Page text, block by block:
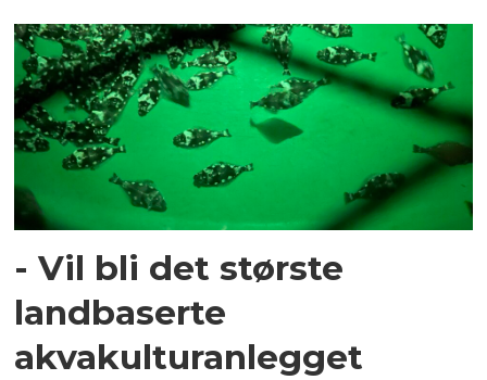
- Vil bli det største
landbaserte
akvakulturanlegget